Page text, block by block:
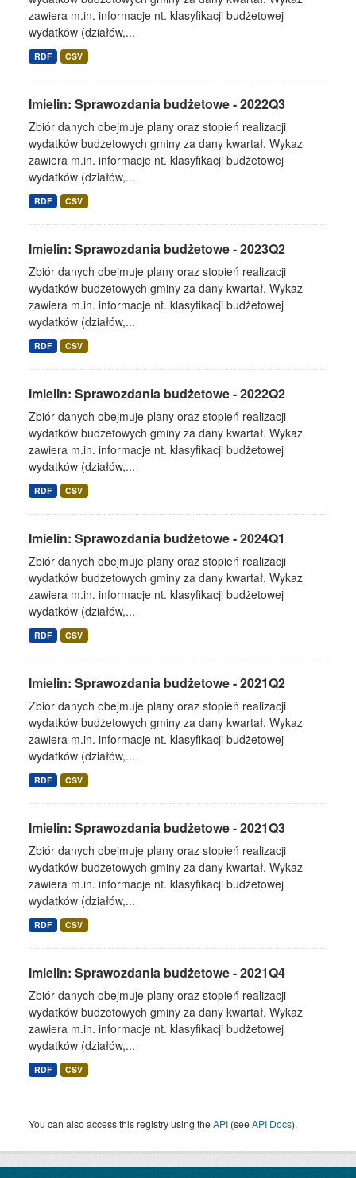
zawiera m.in. informacje nt. klasyfikacji budżetowej
wydatków (działów,...
RDF CSV
Imielin: Sprawozdania budżetowe - 2022Q3
Zbiór danych obejmuje plany oraz stopień realizacji
wydatków budżetowych gminy za dany kwartał. Wykaz
zawiera m.in. informacje nt. klasyfikacji budżetowej
wydatków (działów,...
RDF CSV
Imielin: Sprawozdania budżetowe - 2023Q2
Zbiór danych obejmuje plany oraz stopień realizacji
wydatków budżetowych gminy za dany kwartał. Wykaz
zawiera m.in. informacje nt. klasyfikacji budżetowej
wydatków (działów,...
RDF CSV
Imielin: Sprawozdania budżetowe - 2022Q2
Zbiór danych obejmuje plany oraz stopień realizacji
wydatków budżetowych gminy za dany kwartał. Wykaz
zawiera m.in. informacje nt. klasyfikacji budżetowej
wydatków (działów,...
RDF CSV
Imielin: Sprawozdania budżetowe - 2024Q1
Zbiór danych obejmuje plany oraz stopień realizacji
wydatków budżetowych gminy za dany kwartał. Wykaz
zawiera m.in. informacje nt. klasyfikacji budżetowej
wydatków (działów,...
RDF CSV
Imielin: Sprawozdania budżetowe - 2021Q2
Zbiór danych obejmuje plany oraz stopień realizacji
wydatków budżetowych gminy za dany kwartał. Wykaz
zawiera m.in. informacje nt. klasyfikacji budżetowej
wydatków (działów,...
RDF CSV
Imielin: Sprawozdania budżetowe - 2021Q3
Zbiór danych obejmuje plany oraz stopień realizacji
wydatków budżetowych gminy za dany kwartał. Wykaz
zawiera m.in. informacje nt. klasyfikacji budżetowej
wydatków (działów,...
RDF CSV
Imielin: Sprawozdania budżetowe - 2021Q4
Zbiór danych obejmuje plany oraz stopień realizacji
wydatków budżetowych gminy za dany kwartał. Wykaz
zawiera m.in. informacje nt. klasyfikacji budżetowej
wydatków (działów,...
RDF CSV
You can also access this registry using theAPI (seeAPI Docs).